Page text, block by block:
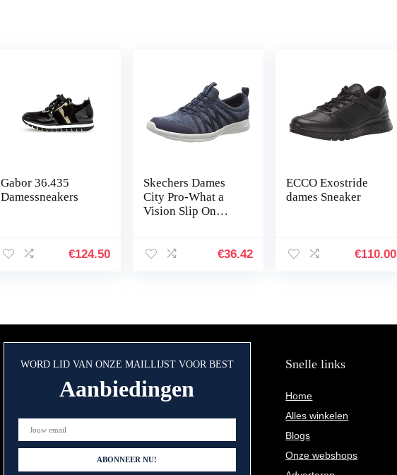
Gabor 36.435
Damessneakers
€124.50
Skechers Dames
City Pro-What a
Vision Slip On
€36.42
ECCO Exostride
dames Sneaker
€110.00
WORD LID VAN ONZE MAILLIJST VOOR BEST
Aanbiedingen
Snelle links
Home
Alles winkelen
Blogs
Onze webshops